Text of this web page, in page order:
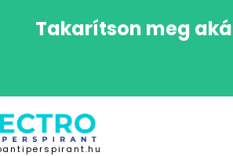
Takarítson meg